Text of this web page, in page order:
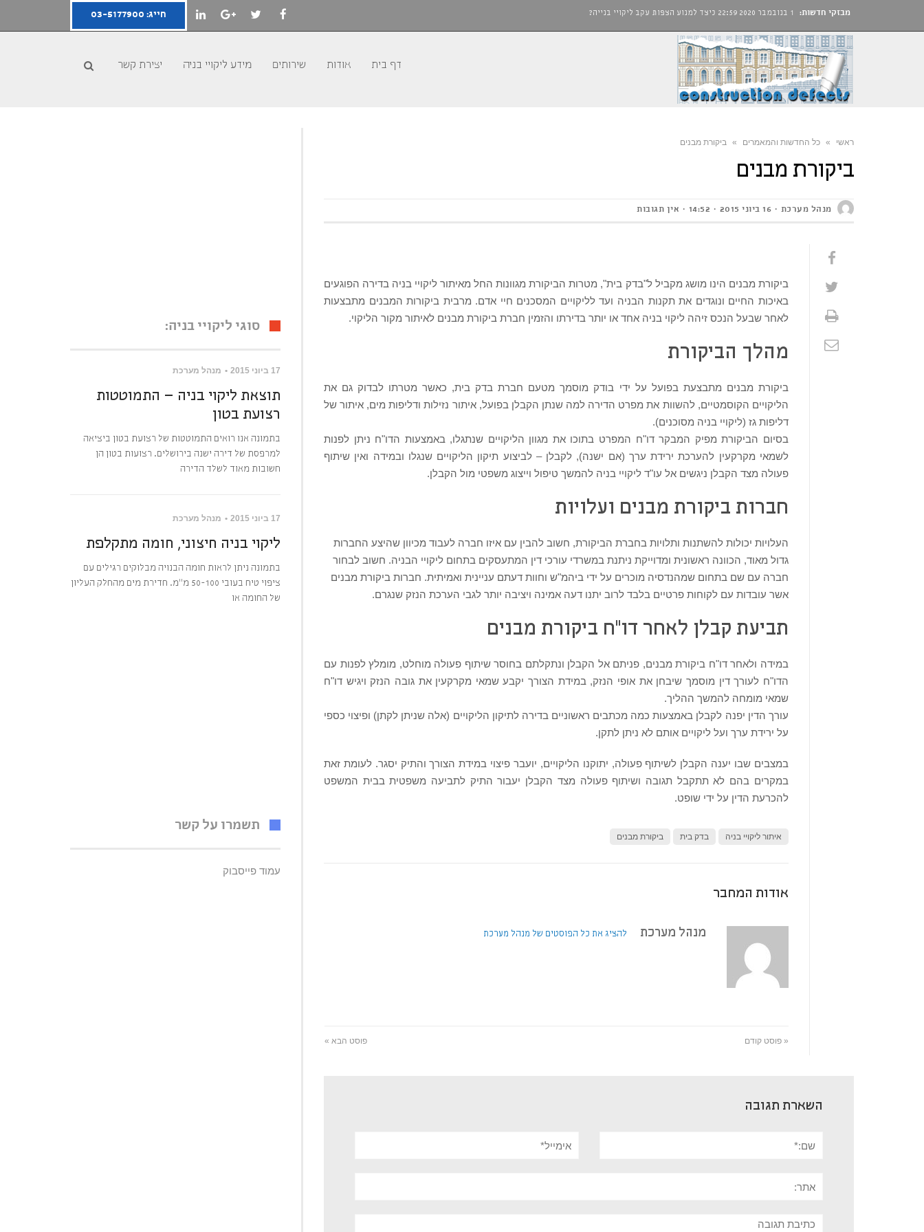
מבזקי חדשות: 1 בנובמבר 2020 22:59 כיצד למנוע הצפות עקב ליקויי בנייה?
LINKEDIN
חייג: 03-5177900
דף בית אודות שירותים מידע ליקויי בניה יצירת קשר
ראשי » כל החדשות והמאמרים » ביקורת מבנים
ביקורת מבנים
מנהל מערכת 16 ביוני 2015 14:52 אין תגובות
ביקורת מבנים הינו מושג מקביל ל"בדק בית", מטרות הביקורת מגוונות החל מאיתור ליקויי בניה בדירה הפוגעים
באיכות החיים ונוגדים את תקנות הבניה ועד לליקויים המסכנים חיי אדם. מרבית ביקורות המבנים מתבצעות
לאחר שבעל הנכס זיהה ליקוי בניה אחד או יותר בדירתו והזמין חברת ביקורת מבנים לאיתור מקור הליקוי.
מהלך הביקורת
ביקורת מבנים מתבצעת בפועל על ידי בודק מוסמך מטעם חברת בדק בית, כאשר מטרתו לבדוק גם את
הליקויים הקוסמטיים, להשוות את מפרט הדירה למה שנתן הקבלן בפועל, איתור נזילות ודליפות מים, איתור של
דליפות גז (ליקויי בניה מסוכנים).
בסיום הביקורת מפיק המבקר דו"ח המפרט בתוכו את מגוון הליקויים שנתגלו, באמצעות הדו"ח ניתן לפנות
לשמאי מקרקעין להערכת ירידת ערך (אם ישנה), לקבלן – לביצוע תיקון הליקויים שנגלו ובמידה ואין שיתוף
פעולה מצד הקבלן ניגשים אל עו"ד ליקויי בניה להמשך טיפול וייצוג משפטי מול הקבלן.
חברות ביקורת מבנים ועלויות
העלויות יכולות להשתנות ותלויות בחברת הביקורת, חשוב להבין עם איזו חברה לעבוד מכיוון שהיצע החברות
גדול מאוד, הכוונה ראשונית ומדוייקת ניתנת במשרדי עורכי דין המתעסקים בתחום ליקויי הבניה. חשוב לבחור
חברה עם שם בתחום שמהנדסיה מוכרים על ידי ביהמ"ש וחוות דעתם עניינית ואמיתית. חברות ביקורת מבנים
אשר עובדות עם לקוחות פרטיים בלבד לרוב יתנו דעה אמינה ויציבה יותר לגבי הערכת הנזק שנגרם.
תביעת קבלן לאחר דו"ח ביקורת מבנים
במידה ולאחר דו"ח ביקורת מבנים, פניתם אל הקבלן ונתקלתם בחוסר שיתוף פעולה מוחלט, מומלץ לפנות עם
הדו"ח לעורך דין מוסמך שיבחן את אופי הנזק, במידת הצורך יקבע שמאי מקרקעין את גובה הנזק ויגיש דו"ח
שמאי מומחה להמשך ההליך.
עורך הדין יפנה לקבלן באמצעות כמה מכתבים ראשוניים בדירה לתיקון הליקויים (אלה שניתן לקתן) ופיצוי כספי
על ירידת ערך ועל ליקויים אותם לא ניתן לתקן.
במצבים שבו יענה הקבלן לשיתוף פעולה, יתוקנו הליקויים, יועבר פיצוי במידת הצורך והתיק יסגר. לעומת זאת
במקרים בהם לא תתקבל תגובה ושיתוף פעולה מצד הקבלן יעבור התיק לתביעה משפטית בבית המשפט
להכרעת הדין על ידי שופט.
איתור ליקויי בניה בדק בית ביקורת מבנים
אודות המחבר
מנהל מערכת להציג את כל הפוסטים של מנהל מערכת
« פוסט קודם פוסט הבא »
השארת תגובה
סוגי ליקויי בניה:
17 ביוני 2015 מנהל מערכת
תוצאת ליקוי בניה – התמוטטות
רצועת בטון
בתמונה אנו רואים התמוטטות של רצועת בטון ביציאה
למרפסת של דירה ישנה בירושלים. רצועות בטון הן
חשובות מאוד לשלד הדירה
17 ביוני 2015 מנהל מערכת
ליקוי בניה חיצוני, חומה מתקלפת
בתמונה ניתן לראות חומה הבנויה מבלוקים רגילים עם
ציפוי טיח בעובי 50-100 מ"מ. חדירת מים מהחלק העליון
של החומה או
תשמרו על קשר
עמוד פייסבוק